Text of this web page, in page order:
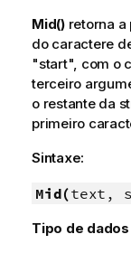
Mid()retorna a
do caractere
"start", com o
terceiro
o restante da
primeiro
Sintaxe:
Mid(text,
Tipo de